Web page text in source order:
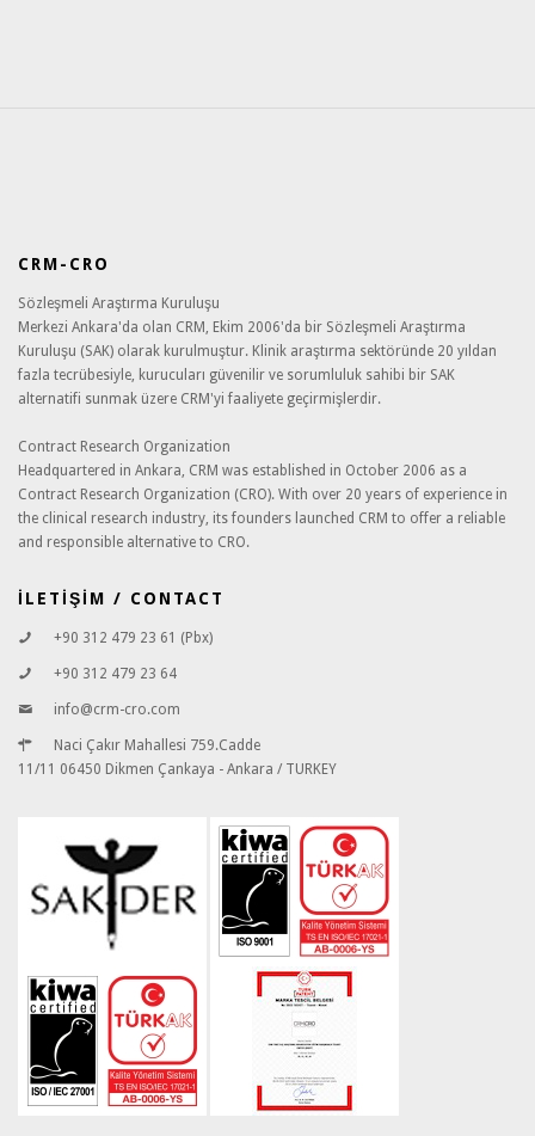
CRM-CRO
Sözleşmeli Araştırma Kuruluşu
Merkezi Ankara'da olan CRM, Ekim 2006'da bir Sözleşmeli Araştırma
Kuruluşu (SAK) olarak kurulmuştur. Klinik araştırma sektöründe 20 yıldan
fazla tecrübesiyle, kurucuları güvenilir ve sorumluluk sahibi bir SAK
alternatifi sunmak üzere CRM'yi faaliyete geçirmişlerdir.
Contract Research Organization
Headquartered in Ankara, CRM was established in October 2006 as a
Contract Research Organization (CRO). With over 20 years of experience in
the clinical research industry, its founders launched CRM to offer a reliable
and responsible alternative to CRO.
İLETİŞİM / CONTACT
+90 312 479 23 61 (Pbx)
+90 312 479 23 64
info@crm-cro.com
Naci Çakır Mahallesi 759.Cadde
11/11 06450 Dikmen Çankaya - Ankara / TURKEY